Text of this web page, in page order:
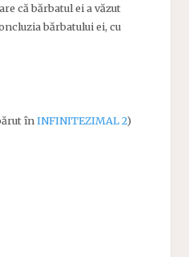
că bărbatul ei a văzut
bărbatului ei, cu
înINFINITEZIMAL 2)